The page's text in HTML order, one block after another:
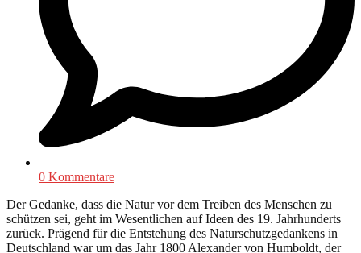
0 Kommentare
Der Gedanke, dass die Natur vor dem Treiben des Menschen zu
schützen sei, geht im Wesentlichen auf Ideen des 19. Jahrhunderts
zurück. Prägend für die Entstehung des Naturschutzgedankens in
Deutschland war um das Jahr 1800 Alexander von Humboldt, der